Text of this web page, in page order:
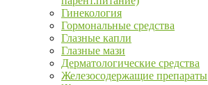
Гинекология
Гормональные средства
Глазные капли
Глазные мази
Дерматологические средства
Железосодержащие препараты